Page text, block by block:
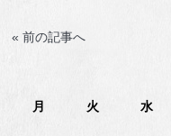
« 前の記事へ
月
火 水